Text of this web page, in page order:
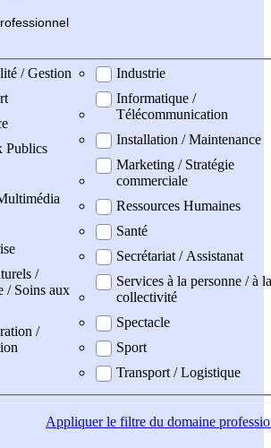
fessionnel
/ Gestion
Publics
/
/ Soins aux
/
Industrie
Informatique /
Télécommunication
Installation / Maintenance
Marketing / Stratégie
commerciale
Ressources Humaines
Santé
Secrétariat / Assistanat
Services à la personne / à la
collectivité
Spectacle
Sport
Transport / Logistique
Appliquerle filtre du domaine